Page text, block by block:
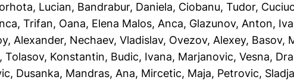
Lucian, Bandrabur, Daniela, Ciobanu, Tudor,
,Trifan, Oana, Elena Malos, Anca, Glazunov, Anton,
Alexander, Nechaev, Vladislav, Ovezov, Alexey, Basov,
,Tolasov, Konstantin, Budic, Ivana, Marjanovic, Vesna,
Dusanka, Mandras, Ana, Mircetic, Maja, Petrovic,